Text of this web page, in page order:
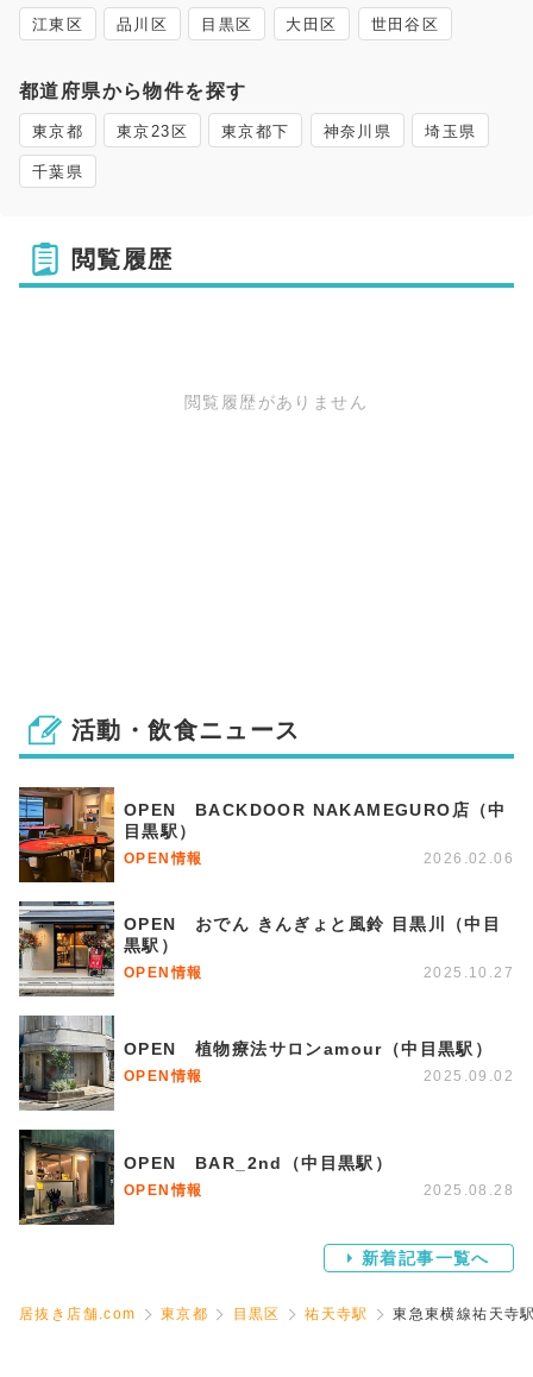
江東区 品川区 目黒区 大田区 世田谷区
都道府県から物件を探す
東京都 東京23区 東京都下 神奈川県 埼玉県
千葉県
閲覧履歴
閲覧履歴がありません
活動・飲食ニュース
OPEN BACKDOOR NAKAMEGURO店（中
目黒駅）
OPEN情報 2026.02.06
OPEN おでん きんぎょと風鈴 目黒川（中目
黒駅）
OPEN情報 2025.10.27
OPEN 植物療法サロンamour（中目黒駅）
OPEN情報 2025.09.02
OPEN BAR_2nd（中目黒駅）
OPEN情報 2025.08.28
新着記事一覧へ
居抜き店舗.com 東京都 目黒区 祐天寺駅 東急東横線祐天寺